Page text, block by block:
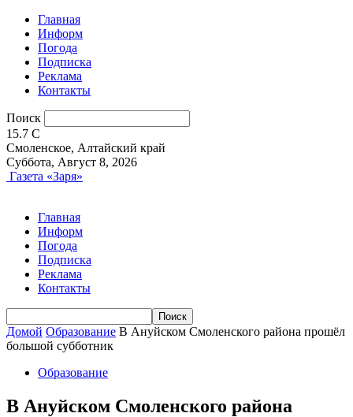
Главная
Информ
Погода
Подписка
Реклама
Контакты
Поиск
15.7 C
Смоленское, Алтайский край
Суббота, Август 8, 2026
Газета «Заря»
Главная
Информ
Погода
Подписка
Реклама
Контакты
Домой Образование В Ануйском Смоленского района прошёл
большой субботник
Образование
В Ануйском Смоленского района